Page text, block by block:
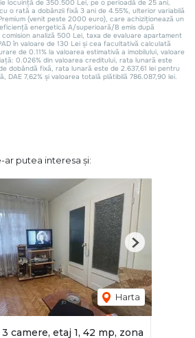
ar putea interesa și:
Harta
Next
camere, etaj 1, 42 mp, zona